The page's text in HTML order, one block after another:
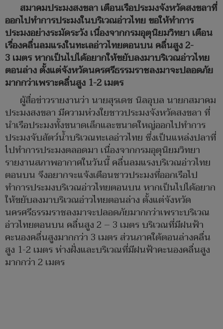
สมาคมประมงสงขลา เตือนเรือประมงจังหวัดสงขลาที่
ออกไปทำการประมงในบริเวณอ่าวไทย ขอให้ทำการ
ประมงอย่างระมัดระวัง เนื่องจากกรมอุตุนิยมวิทยา เตือน
เรื่องคลื่นลมแรงในทะเลอ่าวไทยตอนบน คลื่นสูง2-
3 เมตร หากเป็นไปได้อยากให้ขยับลงมาบริเวณอ่าวไทย
ตอนล่าง ตั้งแต่จังหวัดนครศรีธรรมราชลงมาจะปลอดภัย
มากกว่าเพราะคลื่นสูง 1-2 เมตร
ผู้สื่อข่าวรายงานว่า นายสุรเดช นิลอุบล นายกสมาคม
ประมงสงขลา มีความห่วงใยชาวประมงจังหวัดสงขลา ที่
นำเรือประมงทั้งขนาดเล็กและขนาดใหญ่ออกไปทำการ
ประมงจับสัตว์น้ำบริเวณทะเลอ่าวไทย ซึ่งเป็นแหล่งปลาที่
ไปทำการประมงตลอดมา เนื่องจากกรมอุตุนิยมวิทยา
รายงานสภาพอากาศในวันนี้ คลื่นลมแรงบริเวณอ่าวไทย
ตอนบน จึงอยากจะแจ้งเตือนชาวประมงที่ออกเรือไป
ทำการประมงบริเวณอ่าวไทยตอนบน หากเป็นไปได้อยาก
ให้ขยับลงมาบริเวณอ่าวไทยตอนล่าง ตั้งแต่จังหวัด
นครศรีธรรมราชลงมาจะปลอดภัยมากกว่าเพราะบริเวณ
อ่าวไทยตอนบน คลื่นสูง 2 – 3 เมตร บริเวณที่มีฝนฟ้า
คะนองคลื่นสูงมากกว่า 3 เมตร ส่วนภาคใต้ตอนล่างคลื่น
สูง 1-2 เมตร ห่างฝั่งและบริเวณที่มีฝนฟ้าคะนองคลื่นสูง
มากกว่า 2 เมตร